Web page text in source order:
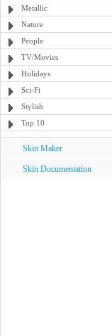
Metallic
Nature
People
TV/Movies
Holidays
Sci-Fi
Stylish
Top 10
Skin Maker
Skin Documentation